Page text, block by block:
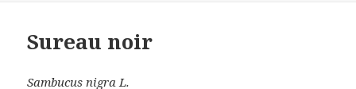
Sureau noir
Sambucus nigra L.